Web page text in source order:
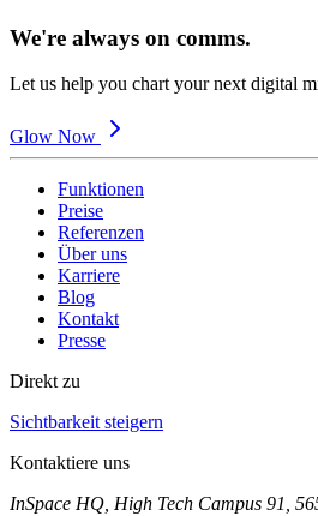
We're always on comms.
Let us help you chart your next digital
Glow Now
Funktionen
Preise
Referenzen
Über uns
Karriere
Blog
Kontakt
Presse
Direkt zu
Sichtbarkeit steigern
Kontaktiere uns
InSpace HQ, High Tech Campus 91,